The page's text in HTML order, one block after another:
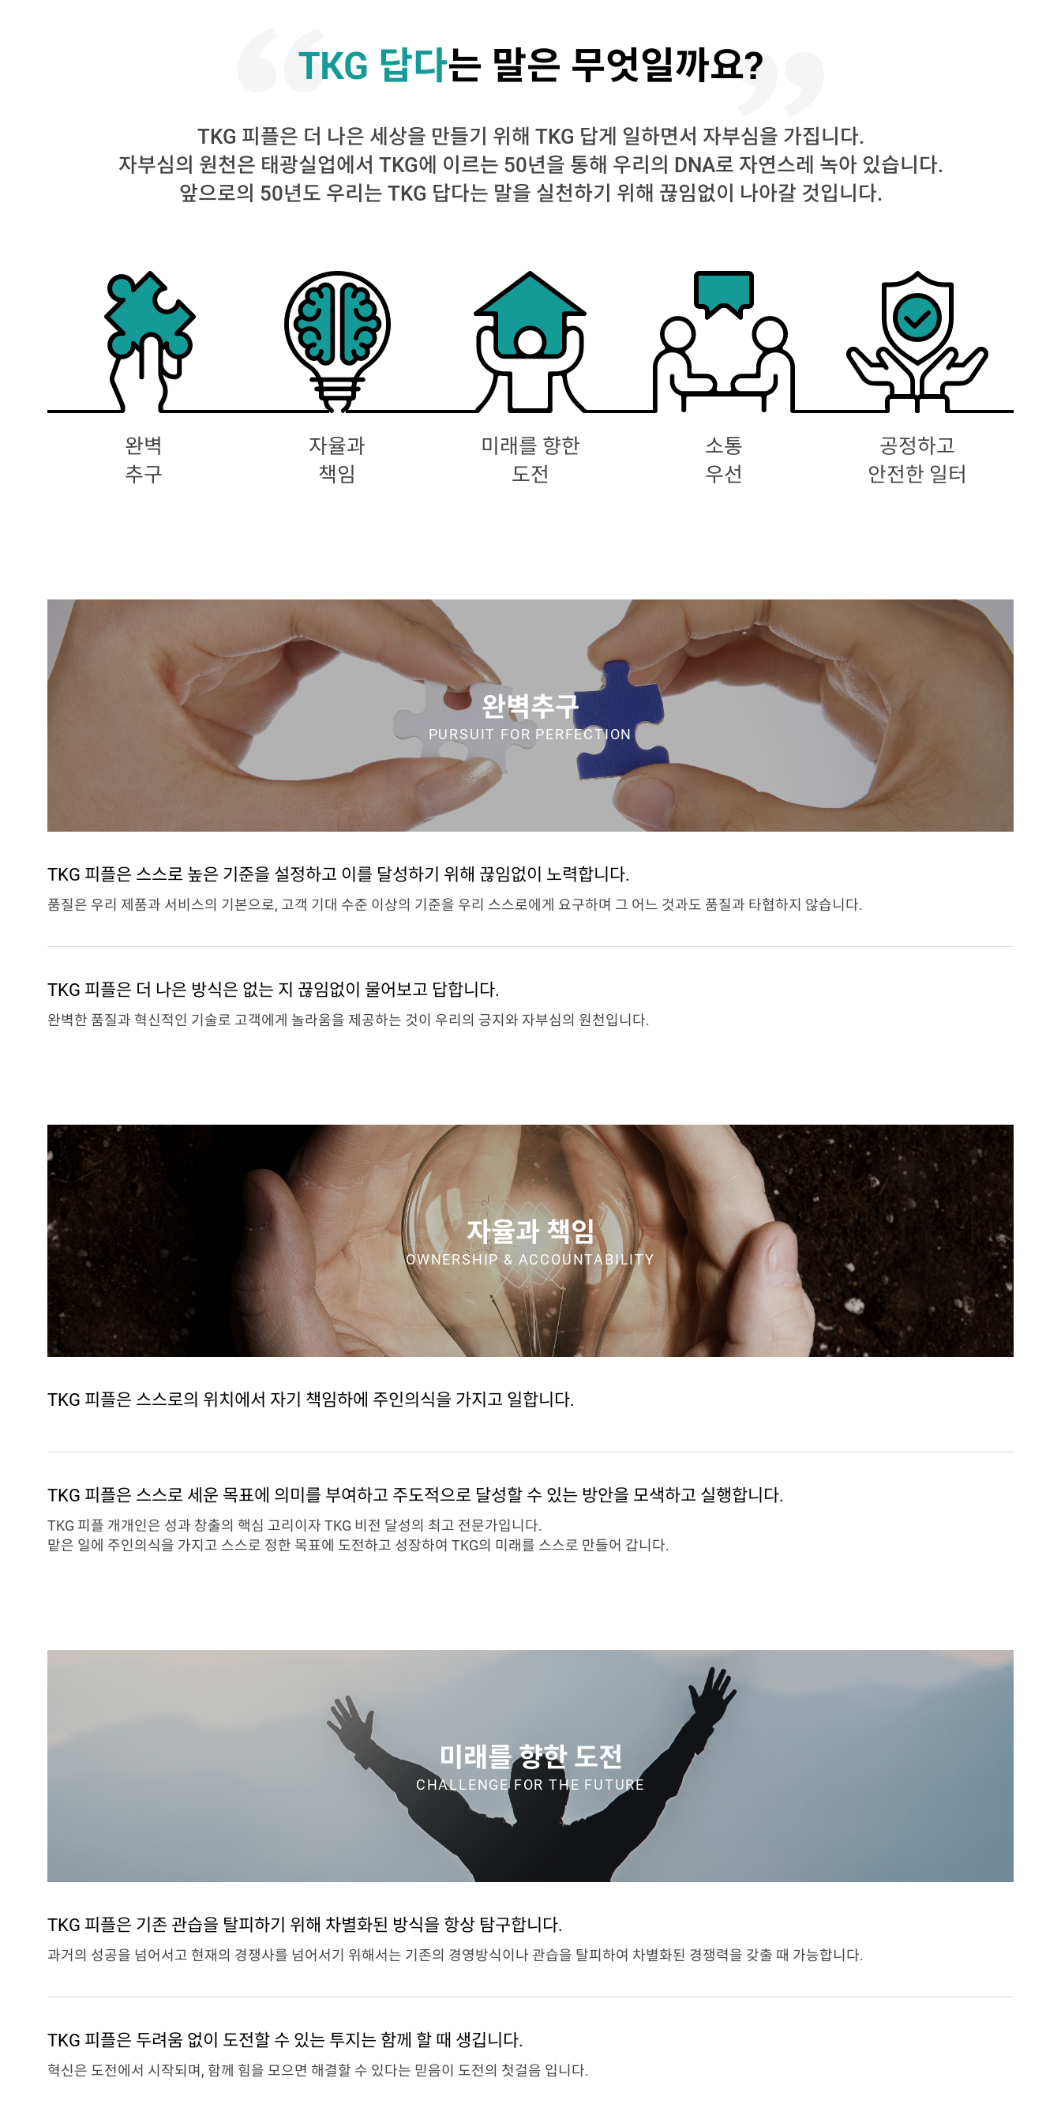
TKG 답다는 말은 무엇일까요?
TKG 피플은 더 나은 세상을 만들기 위해 TKG 답게 일하면서 자부심을 가집니다.
자부심의 원천은 태광실업에서 TKG에 이르는 50년을 통해 우리의 DNA로 자연스레 녹아 있습니다.
앞으로의 50년도 우리는 TKG 답다는 말을 실천하기 위해 끊임없이 나아갈 것입니다.
완벽
추구
자율과
책임
미래를 향한
도전
소통
우선
공정하고
안전한 일터
완벽추구
PURSUIT FOR PERFECTION
TKG 피플은 스스로 높은 기준을 설정하고 이를 달성하기 위해 끊임없이 노력합니다.
품질은 우리 제품과 서비스의 기본으로, 고객 기대 수준 이상의 기준을 우리 스스로에게 요구하며 그 어느 것과도 품질과 타협하지 않습니다.
TKG 피플은 더 나은 방식은 없는 지 끊임없이 물어보고 답합니다.
완벽한 품질과 혁신적인 기술로 고객에게 놀라움을 제공하는 것이 우리의 긍지와 자부심의 원천입니다.
자율과 책임
OWNERSHIP & ACCOUNTABILITY
TKG 피플은 스스로의 위치에서 자기 책임하에 주인의식을 가지고 일합니다.
TKG 피플은 스스로 세운 목표에 의미를 부여하고 주도적으로 달성할 수 있는 방안을 모색하고 실행합니다.
TKG 피플 개개인은 성과 창출의 핵심 고리이자 TKG 비전 달성의 최고 전문가입니다.
맡은 일에 주인의식을 가지고 스스로 정한 목표에 도전하고 성장하여 TKG의 미래를 스스로 만들어 갑니다.
미래를 향한 도전
CHALLENGE FOR THE FUTURE
TKG 피플은 기존 관습을 탈피하기 위해 차별화된 방식을 항상 탐구합니다.
과거의 성공을 넘어서고 현재의 경쟁사를 넘어서기 위해서는 기존의 경영방식이나 관습을 탈피하여 차별화된 경쟁력을 갖출 때 가능합니다.
TKG 피플은 두려움 없이 도전할 수 있는 투지는 함께 할 때 생깁니다.
혁신은 도전에서 시작되며, 함께 힘을 모으면 해결할 수 있다는 믿음이 도전의 첫걸음 입니다.